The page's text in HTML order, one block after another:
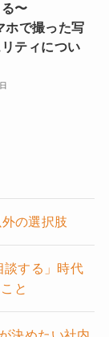
る〜
ホで撮った写
ティについ
の選択肢
談する」時代
と